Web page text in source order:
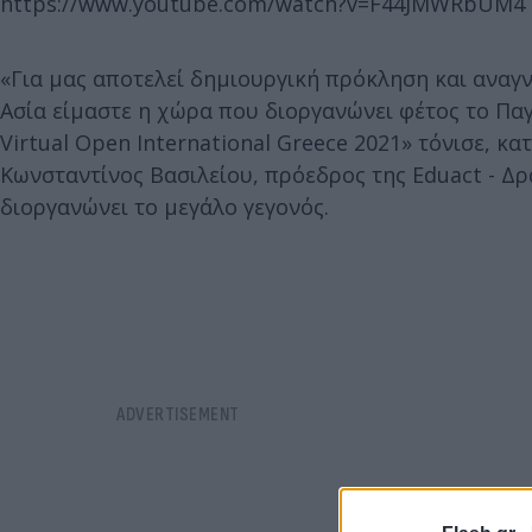
«Για μας αποτελεί δημιουργική πρόκληση και
Ασία είμαστε η χώρα που διοργανώνει φέτος το
Virtual Open International Greece 2021» τόνισε,
Κωνσταντίνος Βασιλείου, πρόεδρος της Eduact -
διοργανώνει το μεγάλο γεγονός.